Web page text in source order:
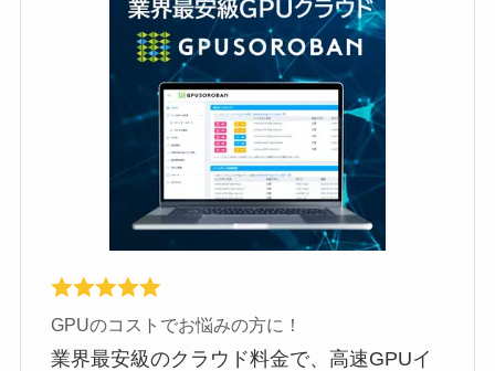
GPUのコストでお悩みの方に！
業界最安級のクラウド料金で、高速GPUイ